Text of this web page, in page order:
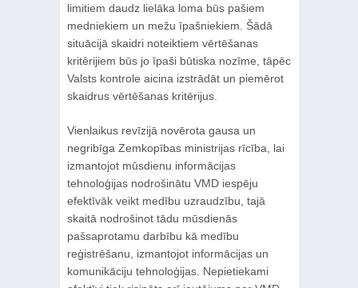
limitiem daudz lielāka loma būs pašiem
medniekiem un mežu īpašniekiem. Šādā
situācijā skaidri noteiktiem vērtēšanas
kritērijiem būs jo īpaši būtiska nozīme, tāpēc
Valsts kontrole aicina izstrādāt un piemērot
skaidrus vērtēšanas kritērijus.
Vienlaikus revīzijā novērota gausa un
negribīga Zemkopības ministrijas rīcība, lai
izmantojot mūsdienu informācijas
tehnoloģijas nodrošinātu VMD iespēju
efektīvāk veikt medību uzraudzību, tajā
skaitā nodrošinot tādu mūsdienās
pašsaprotamu darbību kā medību
reģistrēšanu, izmantojot informācijas un
komunikāciju tehnoloģijas. Nepietiekami